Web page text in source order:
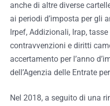
anche di altre diverse
ai periodi d’imposta per gli
Irpef, Addizionali, Irap,
contravvenzioni e diritti
accertamento per l’anno
dell’Agenzia delle Entrate
Nel 2018, a seguito di una